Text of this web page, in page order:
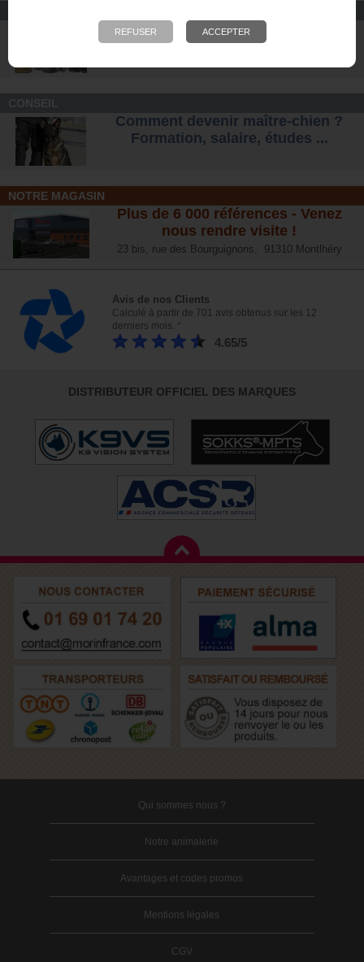
Chaussures Ranger et
d'intervention pour tous les terrains
Comment devenir maître-chien ?
Formation, salaire, études ...
NOTRE MAGASIN
Plus de 6 000 références - Venez
nous rendre visite !
23 bis, rue des Bourguignons, 91310 Montlhéry
Avis de nos Clients
Calculé à partir de 701 avis obtenus sur les 12
derniers mois. *
4.65/5
DISTRIBUTEUR OFFICIEL DES MARQUES
Qui sommes nous ?
Notre animalerie
Avantages et codes promos
Mentions légales
CGV